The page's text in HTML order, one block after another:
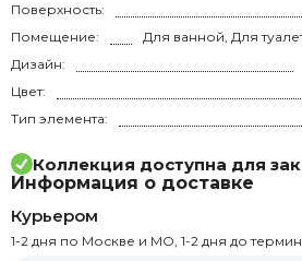
Поверхность:
Помещение:
Дизайн:
Цвет:
Тип элемента:
Коллекция доступна для
Информация о доставке
Курьером
1-2 дня по Москве и МО, 1-2 дня до